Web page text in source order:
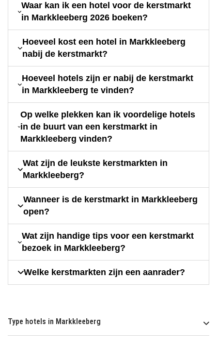
Waar kan ik een hotel voor de kerstmarkt
in Markkleeberg 2026 boeken?
Hoeveel kost een hotel in Markkleeberg
nabij de kerstmarkt?
Hoeveel hotels zijn er nabij de kerstmarkt
in Markkleeberg te vinden?
Op welke plekken kan ik voordelige hotels
in de buurt van een kerstmarkt in
Markkleeberg vinden?
Wat zijn de leukste kerstmarkten in
Markkleeberg?
Wanneer is de kerstmarkt in Markkleeberg
open?
Wat zijn handige tips voor een kerstmarkt
bezoek in Markkleeberg?
Welke kerstmarkten zijn een aanrader?
Type hotels in Markkleeberg